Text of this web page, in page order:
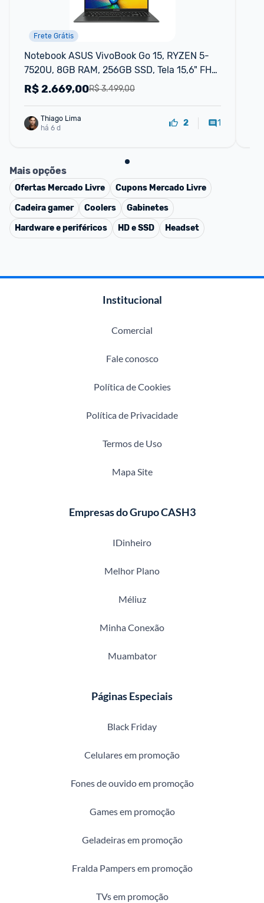
Frete Grátis
Notebook ASUS VivoBook Go 15, RYZEN 5-
7520U, 8GB RAM, 256GB SSD, Tela 15,6" FHD,
Linux
R$ 3.499,00
R$2.669,00
Thiago Lima
há 6 d
2 1
Mais opções
Ofertas Mercado Livre Cupons Mercado Livre
Cadeira gamer
Coolers
Gabinetes
Hardware e periféricos
HD e SSD Headset
Institucional
Comercial
Fale conosco
Política de Cookies
Política de Privacidade
Termos de Uso
Mapa Site
Empresas do Grupo CASH3
IDinheiro
Melhor Plano
Méliuz
Minha Conexão
Muambator
Páginas Especiais
Black Friday
Celulares em promoção
Fones de ouvido em promoção
Games em promoção
Geladeiras em promoção
Fralda Pampers em promoção
TVs em promoção